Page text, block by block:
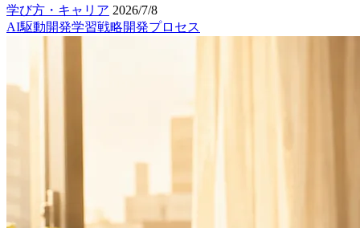
学び方・キャリア 2026/7/8
AI駆動開発学習戦略開発プロセス